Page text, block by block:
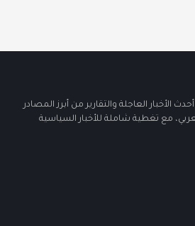
الأخبار العاجلة والتقارير من أبرز المصادر
مع تغطية شاملة للأخبار السياسية